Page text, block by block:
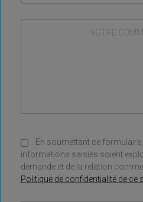
En soumettant ce
informations saisies soient
demande et de la relation
Politique de confidentialité de ce